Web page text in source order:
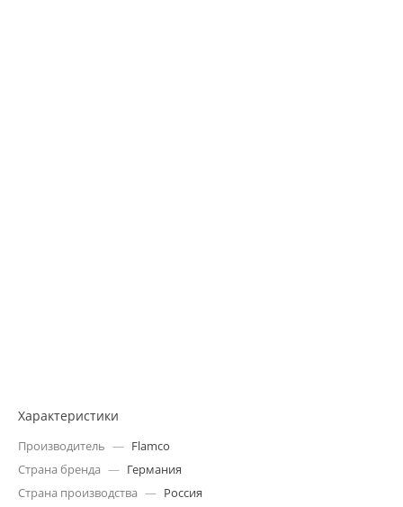
Характеристики
Производитель — Flamco
Страна бренда — Германия
Страна производства — Россия